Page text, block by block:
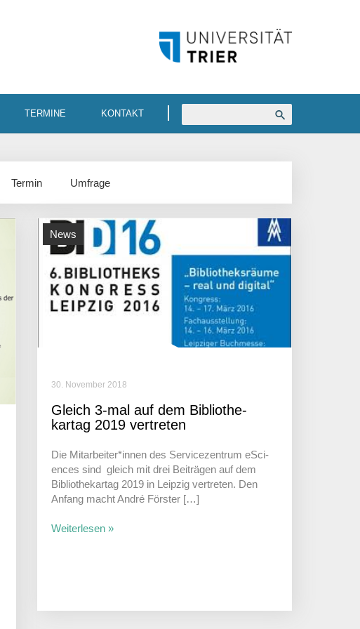
TERMINE KONTAKT
Termin Umfrage
News
30. November 2018
Gleich 3‑mal auf dem Biblio­the­
kartag 2019 vertreten
Die Mitarbeiter*innen des Service­zen­trum eSci­
ences sind gleich mit drei Beiträgen auf dem
Biblio­the­kartag 2019 in Leipzig vertreten. Den
Anfang macht André Förster […]
Weiterlesen »